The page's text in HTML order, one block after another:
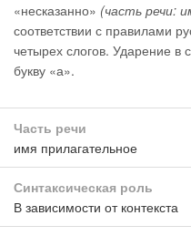
«несказанно» (часть речи:
соответствии с правилами
четырех слогов. Ударение в
букву «а».
Часть речи
имя прилагательное
Синтаксическая роль
В зависимости от контекста